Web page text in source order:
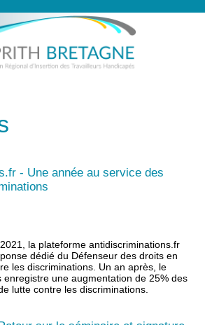
- Une année au service des
la plateforme antidiscriminations.fr
dédié du Défenseur des droits en
les discriminations. Un an après, le
enregistre une augmentation de 25% des
lutte contre les discriminations.